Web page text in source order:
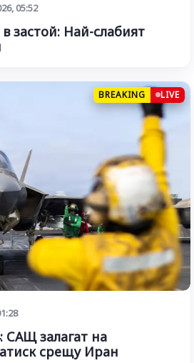
05:52
застой: Най-слабият
BREAKING LIVE
САЩ залагат на
срещу Иран